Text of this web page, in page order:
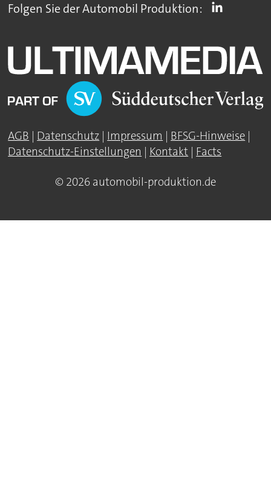
Folgen Sie der Automobil Produktion:
AGB | Datenschutz | Impressum | BFSG-Hinweise |
Datenschutz-Einstellungen | Kontakt | Facts
© 2026 automobil-produktion.de